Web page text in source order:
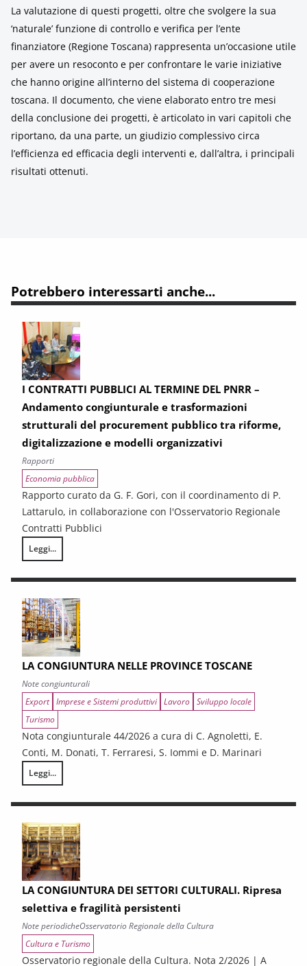
La valutazione di questi progetti, oltre che svolgere la sua
‘naturale’ funzione di controllo e verifica per l’ente
finanziatore (Regione Toscana) rappresenta un’occasione utile
per avere un resoconto e per confrontare le varie iniziative
che hanno origine all’interno del sistema di cooperazione
toscana. Il documento, che viene elaborato entro tre mesi
della conclusione dei progetti, è articolato in vari capitoli che
riportano, da una parte, un giudizio complessivo circa
l’efficienza ed efficacia degli interventi e, dall’altra, i principali
risultati ottenuti.
Potrebbero interessarti anche...
I CONTRATTI PUBBLICI AL TERMINE DEL PNRR –
Andamento congiunturale e trasformazioni
strutturali del procurement pubblico tra riforme,
digitalizzazione e modelli organizzativi
Rapporti
Economia pubblica
Rapporto curato da G. F. Gori, con il coordinamento di P.
Lattarulo, in collaborazione con l'Osservatorio Regionale
Contratti Pubblici
Leggi...
I CONTRATTI PUBBLICI AL TERMINE DEL PNRR – Andamento
LA CONGIUNTURA NELLE PROVINCE TOSCANE
Note congiunturali
Export Imprese e Sistemi produttivi Lavoro Sviluppo locale
Turismo
Nota congiunturale 44/2026 a cura di C. Agnoletti, E.
Conti, M. Donati, T. Ferraresi, S. Iommi e D. Marinari
Leggi...
LA CONGIUNTURA NELLE PROVINCE TOSCANE
LA CONGIUNTURA DEI SETTORI CULTURALI. Ripresa
selettiva e fragilità persistenti
Note periodicheOsservatorio Regionale della Cultura
Cultura e Turismo
Osservatorio regionale della Cultura. Nota 2/2026 | A